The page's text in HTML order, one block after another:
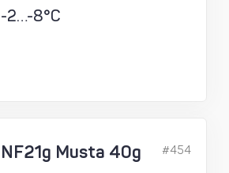
-2…-8°C
NF21g Musta 40g #454